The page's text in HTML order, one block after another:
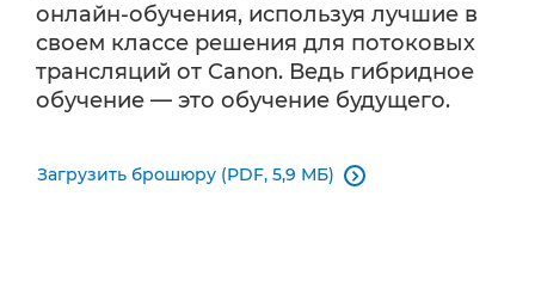
онлайн-обучения, используя лучшие в
своем классе решения для потоковых
трансляций от Canon. Ведь гибридное
обучение — это обучение будущего.
Загрузить брошюру (PDF, 5,9 МБ) 